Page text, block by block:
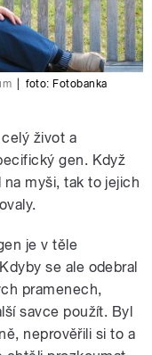
foto: Fotobanka
život a
gen. Když
myši, tak to jejich
je v těle
se ale odebral
pramenech,
savce použít. Byl
neprověřili si to a